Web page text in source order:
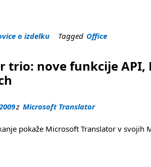
prevajalec umestiti zakaj
o izdelku Tagged Office
trio: nove funkcije
z Microsoft Translator
pokaže Microsoft Translator v svojih
funkcije API, Microsoft Translator,